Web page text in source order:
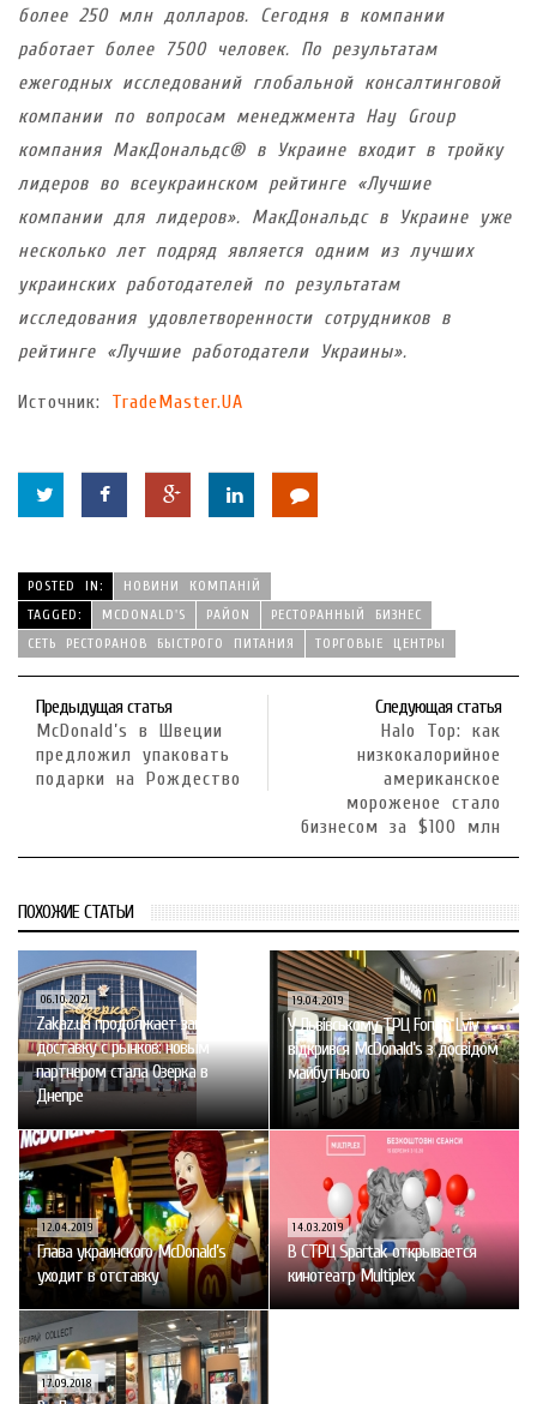
более 250 млн долларов. Сегодня в компании
работает более 7500 человек. По результатам
ежегодных исследований глобальной консалтинговой
компании по вопросам менеджмента Hay Group
компания МакДональдс® в Украине входит в тройку
лидеров во всеукраинском рейтинге «Лучшие
компании для лидеров». МакДональдс в Украине уже
несколько лет подряд является одним из лучших
украинских работодателей по результатам
исследования удовлетворенности сотрудников в
рейтинге «Лучшие работодатели Украины».
Источник: TradeMaster.UA
POSTED IN:
НОВИНИ КОМПАНІЙ
TAGGED:
MCDONALD'S РАЙON
РЕСТОРАННЫЙ БИЗНЕС
СЕТЬ РЕСТОРАНОВ БЫСТРОГО ПИТАНИЯ
ТОРГОВЫЕ ЦЕНТРЫ
Предыдущая статья
McDonald’s в Швеции
предложил упаковать
подарки на Рождество
Следующая статья
Halo Top: как
низкокалорийное
американское
мороженое стало
бизнесом за $100 млн
ПОХОЖИЕ СТАТЬИ
06.10.2021
Zakaz.ua продолжает запускать
доставку с рынков: новым
партнером стала Озерка в
Днепре
19.04.2019
У Львівському TРЦ Forum Lviv
відкрився McDonald’s з досвідом
майбутнього
12.04.2019
Глава украинского McDonald’s
уходит в отставку
14.03.2019
В СТРЦ Spartak открывается
кинотеатр Multiplex
17.09.2018